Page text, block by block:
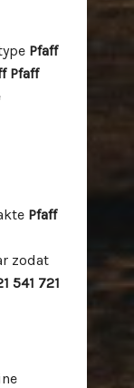
Pfaff
Pfaff
Pfaff
zodat
541 721